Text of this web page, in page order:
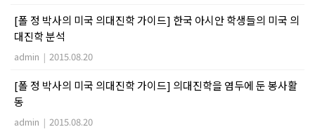
[폴 정 박사의 미국 의대진학 가이드] 한국 아시안 학생들의 미국 의
대진학 분석
admin | 2015.08.20
[폴 정 박사의 미국 의대진학 가이드] 의대진학을 염두에 둔 봉사활
동
admin | 2015.08.20